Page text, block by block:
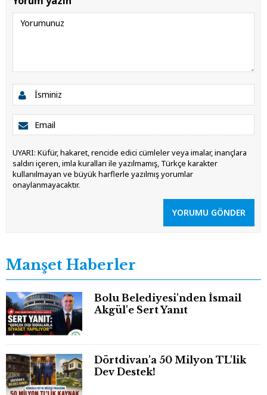
UYARI: Küfür, hakaret, rencide edici cümleler veya imalar, inançlara
saldırı içeren, imla kuralları ile yazılmamış, Türkçe karakter
kullanılmayan ve büyük harflerle yazılmış yorumlar
onaylanmayacaktır.
YORUMU GÖNDER
Manşet Haberler
Bolu Belediyesi'nden İsmail
Akgül'e Sert Yanıt
Dörtdivan'a 50 Milyon TL'lik
Dev Destek!